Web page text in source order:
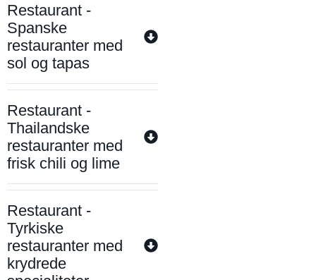
Restaurant -
Spanske
restauranter med
sol og tapas
Restaurant -
Thailandske
restauranter med
frisk chili og lime
Restaurant -
Tyrkiske
restauranter med
krydrede